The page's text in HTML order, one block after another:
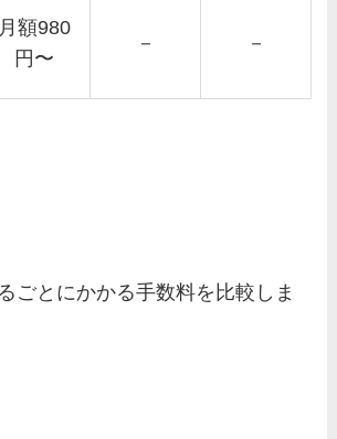
月額980
円〜
－ －
ごとにかかる手数料を比較しま